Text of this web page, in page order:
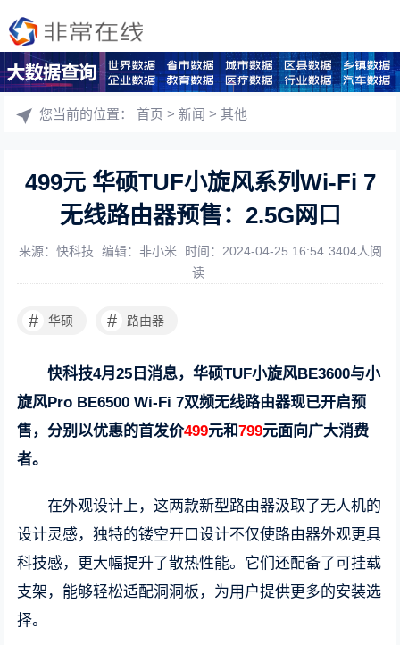
您当前的位置：首页 >新闻 >其他
499元 华硕TUF小旋风系列Wi-Fi 7
无线路由器预售：2.5G网口
来源：快科技 编辑：非小米 时间：2024-04-25 16:54 3404人阅
读
# 华硕 # 路由器
快科技4月25日消息，华硕TUF小旋风BE3600与小
旋风Pro BE6500 Wi-Fi 7双频无线路由器现已开启预
售，分别以优惠的首发价499元和799元面向广大消费
者。
在外观设计上，这两款新型路由器汲取了无人机的
设计灵感，独特的镂空开口设计不仅使路由器外观更具
科技感，更大幅提升了散热性能。它们还配备了可挂载
支架，能够轻松适配洞洞板，为用户提供更多的安装选
择。